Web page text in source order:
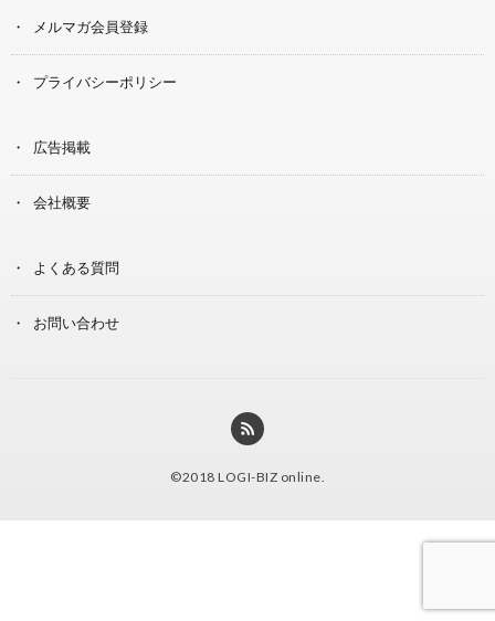
メルマガ会員登録
プライバシーポリシー
広告掲載
会社概要
よくある質問
お問い合わせ
©2018 LOGI-BIZ online